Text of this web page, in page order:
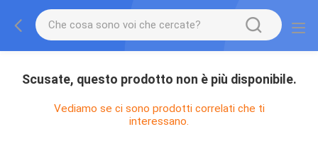
Scusate, questo prodotto non è più disponibile.
Vediamo se ci sono prodotti correlati che ti
interessano.